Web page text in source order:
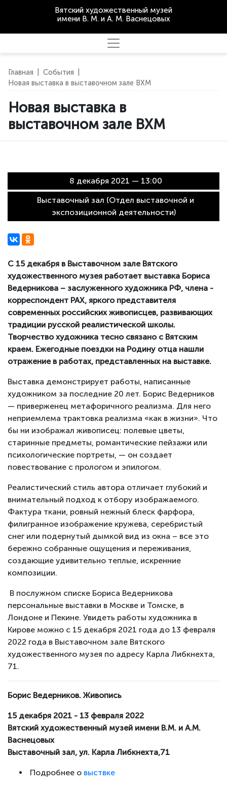
Вятский художественный музей
имени В. М. и А. М. Васнецовых
Главная События
Новая выставка в выставочном зале ВХМ
Новая выставка в
выставочном зале ВХМ
8 декабря 2021 — 13:00
Выставочный зал (Отдел выставочной и
экспозиционной деятельности)
С 15 декабря в Выставочном зале Вятского
художественного музея работает выставка Бориса
Ведерникова – заслуженного художника РФ, члена -
корреспондент РАХ, яркого представителя
современных российских живописцев, развивающих
традиции русской реалистической школы.
Творчество художника тесно связано с Вятским
краем. Ежегодные поездки на Родину отца нашли
отражение в работах, представленных на выставке.
Выставка демонстрирует работы, написанные
художником за последние 20 лет. Борис Ведерников
— приверженец метафоричного реализма. Для него
неприемлема трактовка реализма «как в жизни». Что
бы ни изображал живописец: полевые цветы,
старинные предметы, романтические пейзажи или
психологические портреты, — он создает
повествование с прологом и эпилогом.
Реалистический стиль автора отличает глубокий и
внимательный подход к отбору изображаемого.
Фактура ткани, ровный нежный блеск фарфора,
филигранное изображение кружева, серебристый
снег или подернутый дымкой вид из окна – все это
бережно собранные ощущения и переживания,
создающие удивительно теплые, искренние
композиции.
В послужном списке Бориса Ведерникова
персональные выставки в Москве и Томске, в
Лондоне и Пекине. Увидеть работы художника в
Кирове можно с 15 декабря 2021 года до 13 февраля
2022 года в Выставочном зале Вятского
художественного музея по адресу Карла Либкнехта,
71.
Борис Ведерников. Живопись
15 декабря 2021 - 13 февраля 2022
Вятский художественный музей имени В.М. и А.М.
Васнецовых
Выставочный зал, ул. Карла Либкнехта,71
Подробнее о выствке